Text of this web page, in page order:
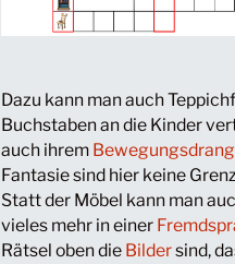
Dazu kann man auch
Buchstaben an die Kinder
auch ihrem Bewegungsdrang
Fantasie sind hier keine
Statt der Möbel kann man
vieles mehr in einer
Rätsel oben die Bildersind,